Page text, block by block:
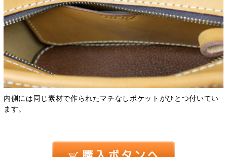
内側には同じ素材で作られたマチなしポケットがひとつ付いてい
ます。